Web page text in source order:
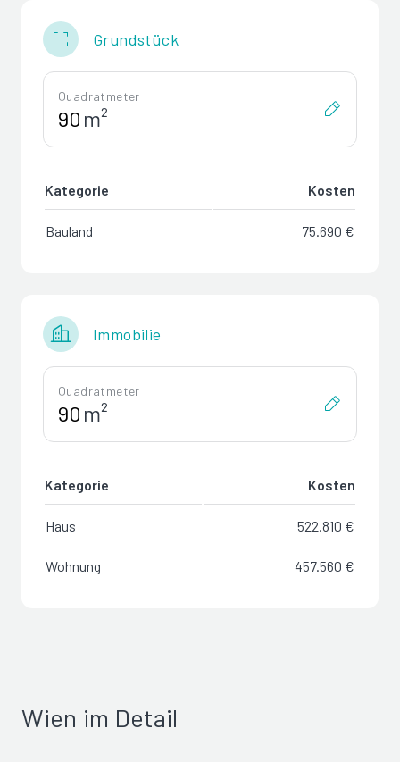
Grundstück
Quadratmeter
m²
Kategorie Kosten
Bauland 75.690 €
Immobilie
Quadratmeter
m²
Kategorie Kosten
Haus 522.810 €
Wohnung 457.560 €
Wien im Detail